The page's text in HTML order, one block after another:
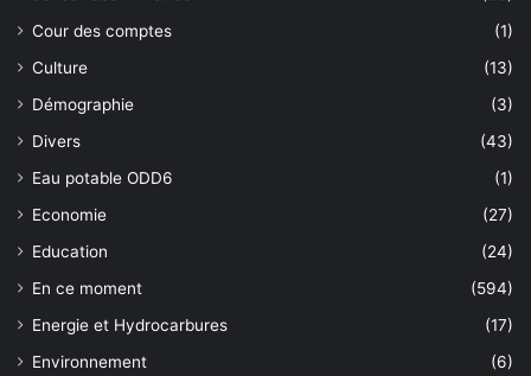
Cour des comptes
(1)
Culture
(13)
Démographie
(3)
Divers
(43)
Eau potable ODD6
(1)
Economie
(27)
Education
(24)
En ce moment
(594)
Energie et Hydrocarbures
(17)
Environnement
(6)